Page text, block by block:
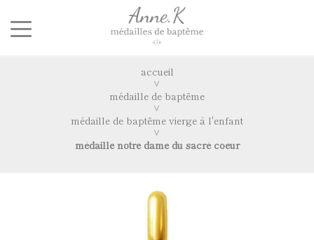
accueil
médaille de baptême
médaille de baptême vierge à l'enfant
médaille notre dame du sacré coeur